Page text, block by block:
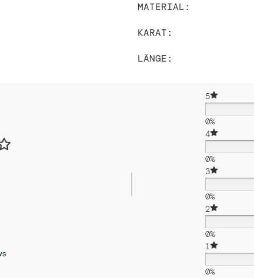
MATERIAL:
KARAT:
LÄNGE:
5
0%
4
0%
3
0%
2
0%
1
0%